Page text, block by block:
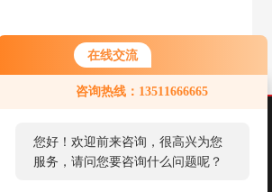
在线交流
咨询热线：13511666665
您好！欢迎前来咨询，很高兴为您
服务，请问您要咨询什么问题呢？